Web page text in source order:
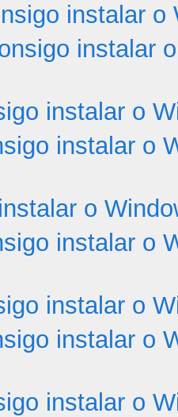
instalar o
instalar
instalar o
instalar o
o
instalar o
instalar o
instalar o
instalar o